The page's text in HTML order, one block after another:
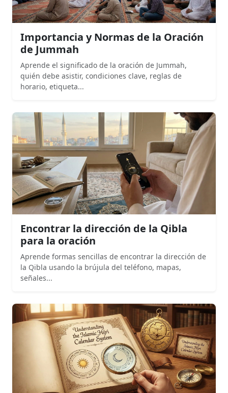
Importancia y Normas de la Oración
de Jummah
Aprende el significado de la oración de Jummah,
quién debe asistir, condiciones clave, reglas de
horario, etiqueta...
Encontrar la dirección de la Qibla
para la oración
Aprende formas sencillas de encontrar la dirección de
la Qibla usando la brújula del teléfono, mapas,
señales...